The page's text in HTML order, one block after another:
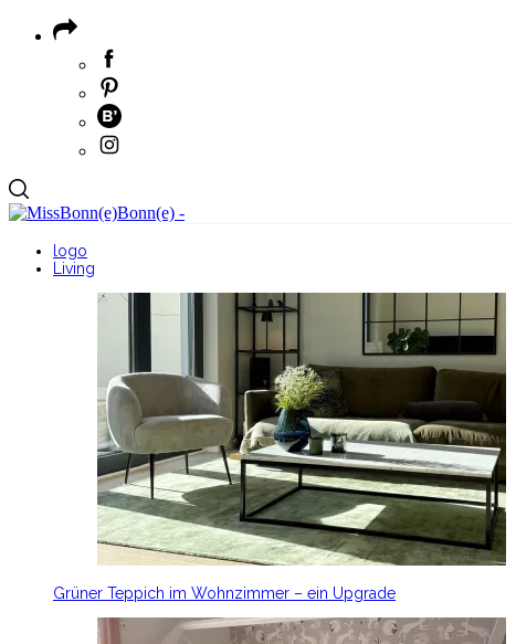
logo
Living
Grüner Teppich im Wohnzimmer – ein Upgrade